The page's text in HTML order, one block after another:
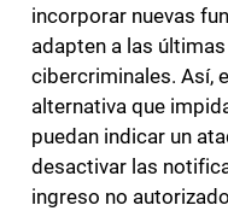
incorporar nuevas
adapten a las
cibercriminales. Así,
alternativa que
puedan indicar un
desactivar las
ingreso no